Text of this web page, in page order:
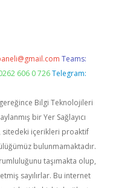
Teams:
606 0 726 Telegram:
gereğince Bilgi Teknolojileri
bir Yer Sağlayıcı
sitedeki içerikleri proaktif
bulunmamaktadır.
taşımakta olup,
sayılırlar. Bu internet